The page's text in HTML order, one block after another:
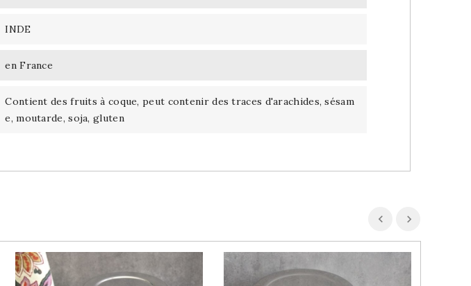
INDE
en France
Contient des fruits à coque, peut contenir des traces d'arachides, sésam
e, moutarde, soja, gluten